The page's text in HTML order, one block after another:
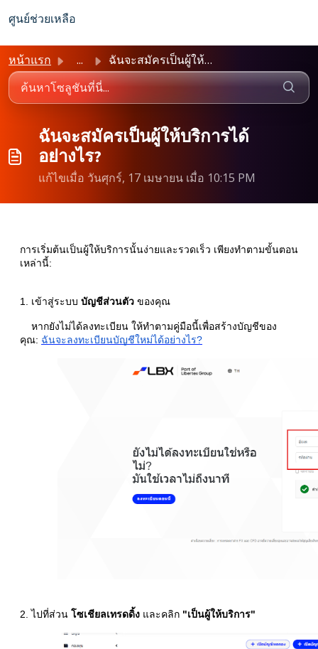
ศูนย์ช่วยเหลือ
หน้าแรก ... ฉันจะสมัครเป็นผู้ให้บริการได้อย่างไร?
ฉันจะสมัครเป็นผู้ให้บริการได้
อย่างไร?
แก้ไขเมื่อ วันศุกร์, 17 เมษายน เมื่อ 10:15 PM
การเริ่มต้นเป็นผู้ให้บริการนั้นง่ายและรวดเร็ว เพียงทำตามขั้นตอน
เหล่านี้:
1. เข้าสู่ระบบ บัญชีส่วนตัว ของคุณ
หากยังไม่ได้ลงทะเบียน ให้ทำตามคู่มือนี้เพื่อสร้างบัญชีของ
คุณ: ฉันจะลงทะเบียนบัญชีใหม่ได้อย่างไร?
2. ไปที่ส่วน โซเชียลเทรดดิ้ง และคลิก "เป็นผู้ให้บริการ"